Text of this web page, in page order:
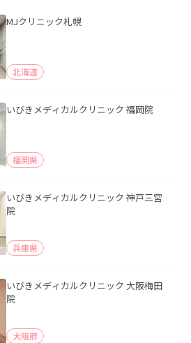
MJクリニック札幌
北海道
いびきメディカルクリニック 福岡院
福岡県
いびきメディカルクリニック 神戸三宮
院
兵庫県
いびきメディカルクリニック 大阪梅田
院
大阪府